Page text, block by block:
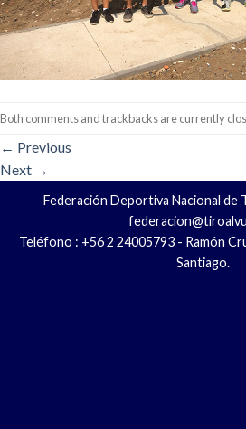
Both comments and trackbacks are currently
← Previous
Next →
Federación Deportiva Nacional de
Teléfono : +56 2 24005793 - Ramón
Santiago.